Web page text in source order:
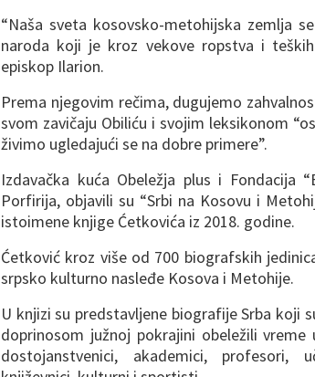
“Naša sveta kosovsko-metohijska zemlja
naroda koji je kroz vekove ropstva i
episkop Ilarion.
Prema njegovim rečima, dugujemo
svom zavičaju Obiliću i svojim leksikonom
živimo ugledajući se na dobre primere”.
Izdavačka kuća Obeležja plus i Fondacija
Porfirija, objavili su “Srbi na Kosovu i
istoimene knjige Ćetkovića iz 2018. godine.
Ćetković kroz više od 700 biografskih
srpsko kulturno nasleđe Kosova i Metohije.
U knjizi su predstavljene biografije Srba koji
doprinosom južnoj pokrajini obeležili
dostojanstvenici, akademici, profesori,